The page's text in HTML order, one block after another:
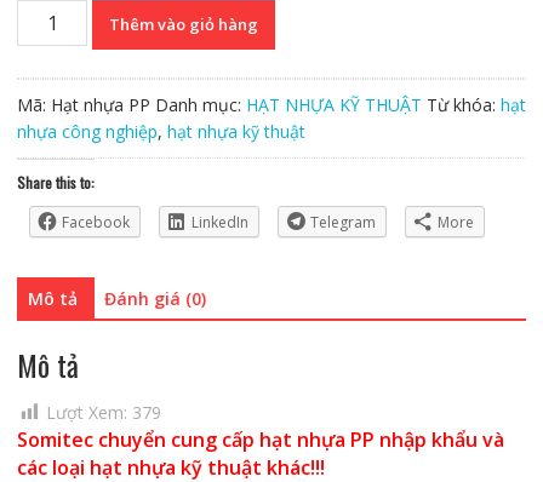
Nhựa
khẩu
số
lượng
Thêm vào giỏ hàng
Mã: Hạt nhựa PP Danh mục: HẠT NHỰA KỸ THUẬT Từ khóa: hạt
nhựa công nghiệp, hạt nhựa kỹ thuật
Share this to:
Facebook
LinkedIn Telegram More
Mô tả Đánh giá (0)
Mô tả
Lượt Xem: 379
Somitec chuyển cung cấp hạt nhựa PP nhập khẩu và
các loại hạt nhựa kỹ thuật khác!!!